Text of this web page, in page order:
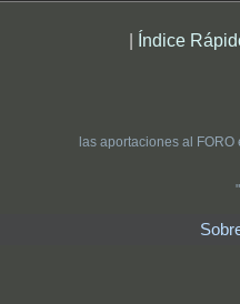
| Índice
las aportaciones al